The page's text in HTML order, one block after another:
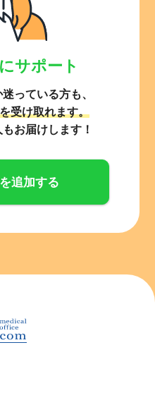
サポート
っている方も、
受け取れます。
お届けします！
追加する